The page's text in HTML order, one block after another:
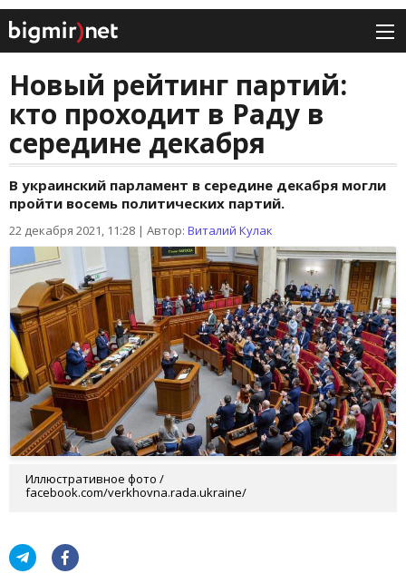
Новый рейтинг партий:
кто проходит в Раду в
середине декабря
В украинский парламент в середине декабря могли
пройти восемь политических партий.
22 декабря 2021, 11:28 | Автор: Виталий Кулак
Иллюстративное фото /
facebook.com/verkhovna.rada.ukraine/